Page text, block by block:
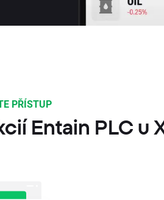
PŘÍSTUP
Entain PLC u